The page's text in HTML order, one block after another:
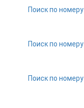
Поиск по номеру
Поиск по номеру
Поиск по номеру